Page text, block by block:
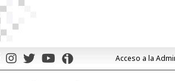
Acceso a la